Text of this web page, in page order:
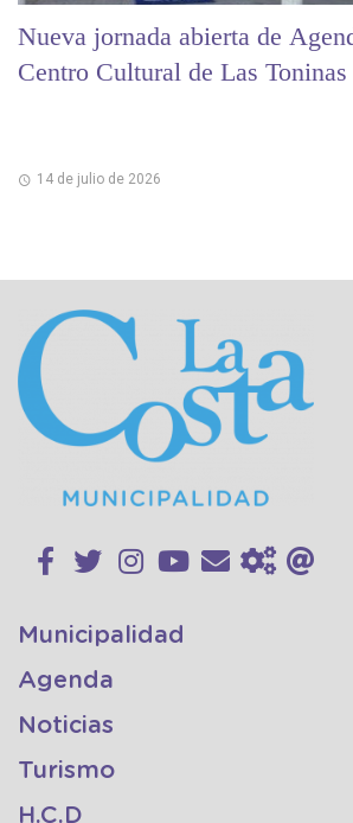
Nueva jornada abierta de
Centro Cultural de Las Toninas
14 de julio de 2026
Municipalidad
Agenda
Noticias
Turismo
H.C.D